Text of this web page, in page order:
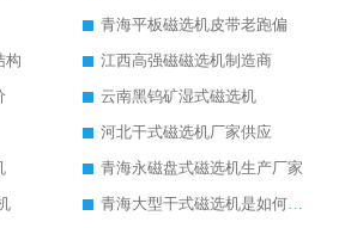
青海平板磁选机皮带老跑偏
构
江西高强磁磁选机制造商
云南黑钨矿湿式磁选机
河北干式磁选机厂家供应
青海永磁盘式磁选机生产厂家
青海大型干式磁选机是如何选矿的